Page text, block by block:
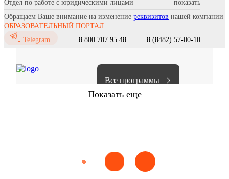
Отдел по работе с юридическими лицами
Обращаем Ваше внимание на изменение реквизитов нашей компании
ОБРАЗОВАТЕЛЬНЫЙ ПОРТАЛ
Telegram
8 800 707 95 48 8 (8482) 57-00-10
Все программы
Показать еще
Эпидемиология Медицинская помощь
Выберите направление